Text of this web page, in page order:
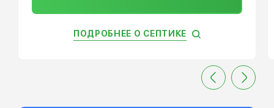
ПОДРОБНЕЕ О СЕПТИКЕ